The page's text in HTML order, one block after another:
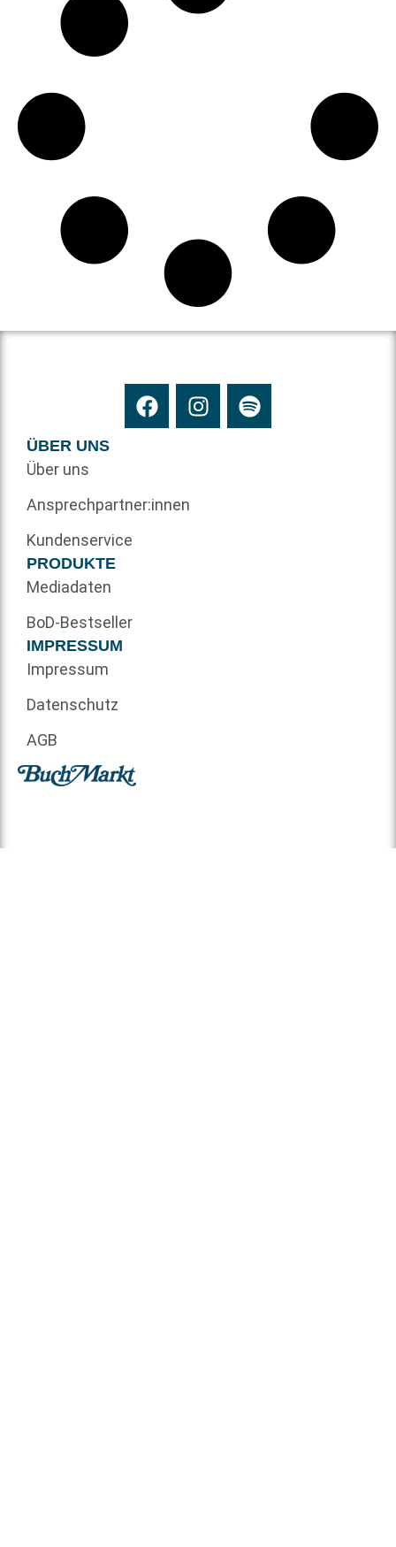
ÜBER UNS
Über uns
Ansprechpartner:innen
Kundenservice
PRODUKTE
Mediadaten
BoD-Bestseller
IMPRESSUM
Impressum
Datenschutz
AGB